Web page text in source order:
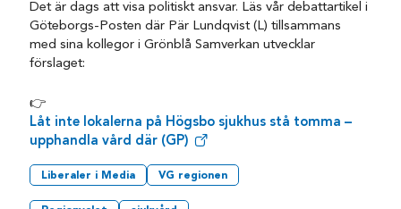
Det är dags att visa politiskt ansvar. Läs vår debattartikel i
Göteborgs-Posten där Pär Lundqvist (L) tillsammans
med sina kollegor i Grönblå Samverkan utvecklar
förslaget:
👉
Låt inte lokalerna på Högsbo sjukhus stå tomma –
upphandla vård där (GP)
Liberaler i Media VG regionen